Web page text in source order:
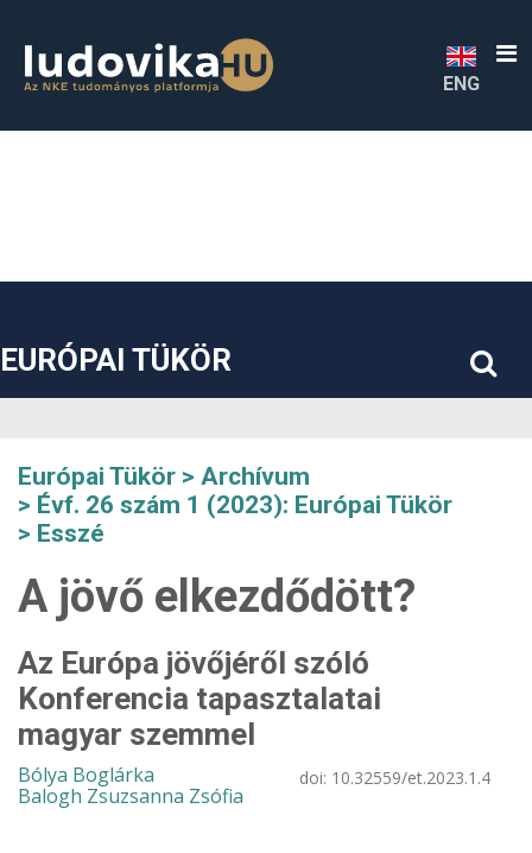
##plugins.themes.bootstrap3.accessible_menu.sidebar##
ENG
EURÓPAI TÜKÖR
Európai Tükör
Archívum
Évf. 26 szám 1 (2023): Európai Tükör
Esszé
A jövő elkezdődött?
Az Európa jövőjéről szóló
Konferencia tapasztalatai
magyar szemmel
Bólya Boglárka
Balogh Zsuzsanna Zsófia
doi: 10.32559/et.2023.1.4